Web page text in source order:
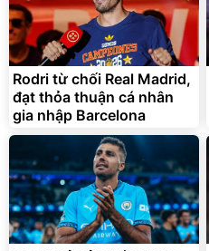
Bạt Trùm Xe Ô TÔ 4 Chỗ 5
Chỗ 7 Chỗ, Bán Tải
399.000đ
319.000đ
Rodri từ chối Real Madrid,
đạt thỏa thuận cá nhân
gia nhập Barcelona